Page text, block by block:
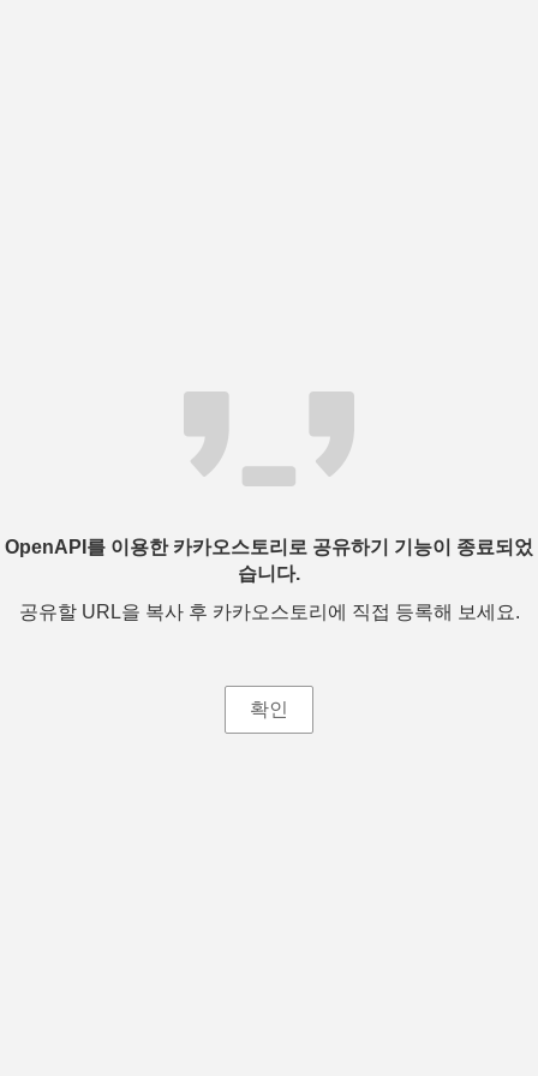
OpenAPI를 이용한 카카오스토리로 공유하기 기능이 종료되었
습니다.
공유할 URL을 복사 후 카카오스토리에 직접 등록해 보세요.
확인